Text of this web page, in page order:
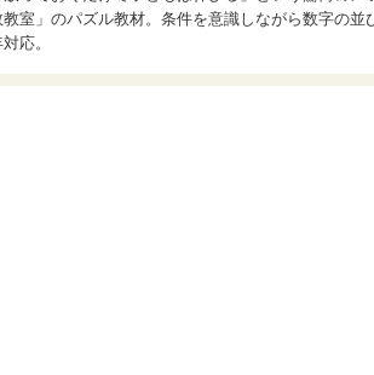
室」のパズル教材。条件を意識しながら数字の
応。